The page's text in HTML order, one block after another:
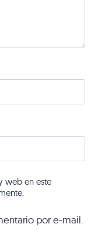
web en este
por e-mail.